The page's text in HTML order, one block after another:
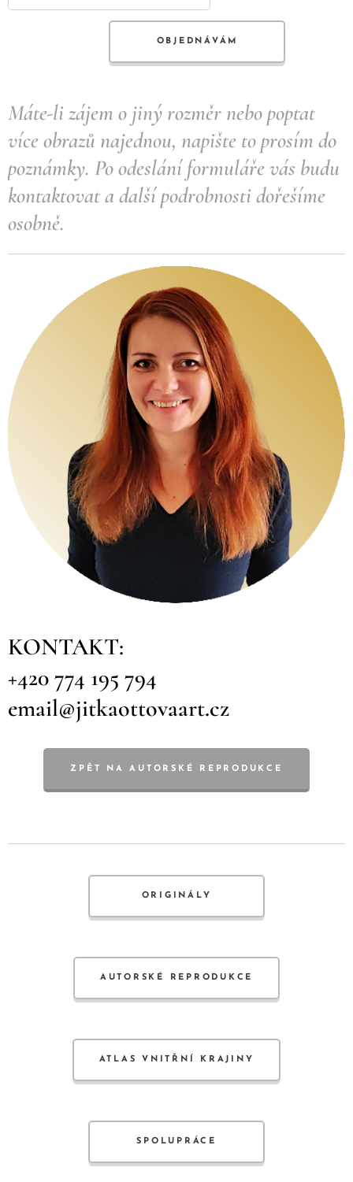
OBJEDNÁVÁM
Máte-li zájem o jiný rozměr nebo poptat
více obrazů najednou, napište to prosím do
poznámky. Po odeslání formuláře vás budu
kontaktovat a další podrobnosti dořešíme
osobně.
KONTAKT:
+420 774 195 794
email@jitkaottovaart.cz
ZPĚT NA AUTORSKÉ REPRODUKCE
ORIGINÁLY
AUTORSKÉ REPRODUKCE
ATLAS VNITŘNÍ KRAJINY
SPOLUPRÁCE